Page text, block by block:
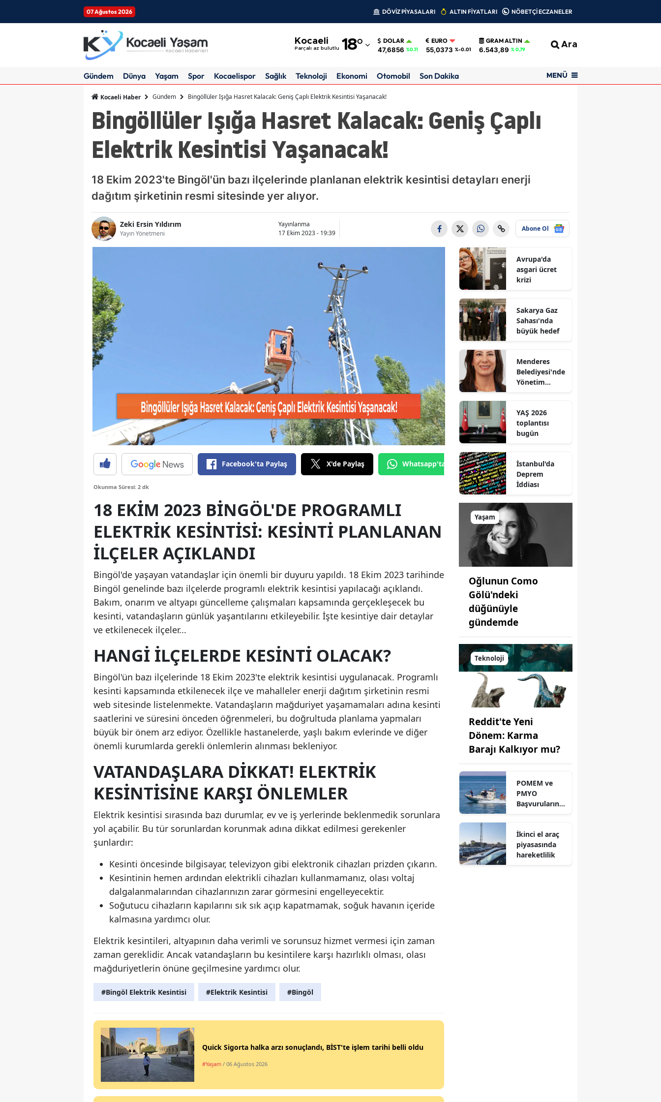
07 Ağustos 2026 DÖVİZ PİYASALARI ALTIN FİYATLARI NÖBETÇİ ECZANELER
Kocaeli
Parçalı az bulutlu 18°
Adıyaman
Ankara
Antalya
Balıkesir
Bilecik
Bitlis
Burdur
Çanakkale
Çorum
Denizli
Diyarbakır
Edirne
Elazığ
Erzurum
Eskişehir
Giresun
Gümüşhane
Hakkari
Isparta
Mersin
İstanbul
İzmir
Kars
Kayseri
Kırklareli
Kırşehir
Kütahya
Malatya
Kahramanmaraş
Mardin
Muş
Sakarya
DOLAR
47,6856 %0.11
EURO
55,0373 %-0.01
GRAM ALTIN
6.543,89 % 0,79 Ara
Gündem Dünya Yaşam Spor Kocaelispor Sağlık Teknoloji Ekonomi Otomobil Son Dakika MENÜ
Kocaeli Haber Gündem Bingöllüler Işığa Hasret Kalacak: Geniş Çaplı Elektrik Kesintisi Yaşanacak!
Bingöllüler Işığa Hasret Kalacak: Geniş Çaplı
Elektrik Kesintisi Yaşanacak!
18 Ekim 2023'te Bingöl'ün bazı ilçelerinde planlanan elektrik kesintisi detayları enerji
dağıtım şirketinin resmi sitesinde yer alıyor.
Zeki Ersin Yıldırım
Yayın Yönetmeni
Yayınlanma
17 Ekim 2023 - 19:39
Abone Ol
Facebook'ta Paylaş X'de Paylaş Whatsapp'tan Gönder
Okunma Süresi: 2 dk
18 EKIM 2023 BINGÖL'DE PROGRAMLI
ELEKTRIK KESINTISI: KESINTI PLANLANAN
İLÇELER AÇIKLANDI
Bingöl'de yaşayan vatandaşlar için önemli bir duyuru yapıldı. 18 Ekim 2023 tarihinde
Bingöl genelinde bazı ilçelerde programlı elektrik kesintisi yapılacağı açıklandı.
Bakım, onarım ve altyapı güncelleme çalışmaları kapsamında gerçekleşecek bu
kesinti, vatandaşların günlük yaşantılarını etkileyebilir. İşte kesintiye dair detaylar
ve etkilenecek ilçeler...
HANGI İLÇELERDE KESINTI OLACAK?
Bingöl'ün bazı ilçelerinde 18 Ekim 2023'te elektrik kesintisi uygulanacak. Programlı
kesinti kapsamında etkilenecek ilçe ve mahalleler enerji dağıtım şirketinin resmi
web sitesinde listelenmekte. Vatandaşların mağduriyet yaşamamaları adına kesinti
saatlerini ve süresini önceden öğrenmeleri, bu doğrultuda planlama yapmaları
büyük bir önem arz ediyor. Özellikle hastanelerde, yaşlı bakım evlerinde ve diğer
önemli kurumlarda gerekli önlemlerin alınması bekleniyor.
VATANDAŞLARA DIKKAT! ELEKTRIK
KESINTISINE KARŞI ÖNLEMLER
Elektrik kesintisi sırasında bazı durumlar, ev ve iş yerlerinde beklenmedik sorunlara
yol açabilir. Bu tür sorunlardan korunmak adına dikkat edilmesi gerekenler
şunlardır:
Kesinti öncesinde bilgisayar, televizyon gibi elektronik cihazları prizden çıkarın.
Kesintinin hemen ardından elektrikli cihazları kullanmamanız, olası voltaj
dalgalanmalarından cihazlarınızın zarar görmesini engelleyecektir.
Soğutucu cihazların kapılarını sık sık açıp kapatmamak, soğuk havanın içeride
kalmasına yardımcı olur.
Elektrik kesintileri, altyapının daha verimli ve sorunsuz hizmet vermesi için zaman
zaman gereklidir. Ancak vatandaşların bu kesintilere karşı hazırlıklı olması, olası
mağduriyetlerin önüne geçilmesine yardımcı olur.
#Bingöl Elektrik Kesintisi #Elektrik Kesintisi #Bingöl
Quick Sigorta halka arzı sonuçlandı, BİST'te işlem tarihi belli oldu
#Yaşam / 06 Ağustos 2026
Avrupa'da
asgari ücret
krizi
Sakarya Gaz
Sahası'nda
büyük hedef
Menderes
Belediyesi'nde
Yönetim
YAŞ 2026
toplantısı
bugün
İstanbul'da
Deprem
İddiası
Yaşam
Oğlunun Como
Gölü'ndeki
düğünüyle
gündemde
Teknoloji
Reddit'te Yeni
Dönem: Karma
Barajı Kalkıyor mu?
POMEM ve
PMYO
Başvurularınd
İkinci el araç
piyasasında
hareketlilik